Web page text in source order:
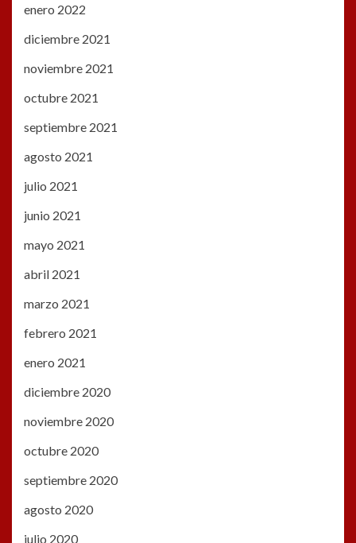
enero 2022
diciembre 2021
noviembre 2021
octubre 2021
septiembre 2021
agosto 2021
julio 2021
junio 2021
mayo 2021
abril 2021
marzo 2021
febrero 2021
enero 2021
diciembre 2020
noviembre 2020
octubre 2020
septiembre 2020
agosto 2020
julio 2020